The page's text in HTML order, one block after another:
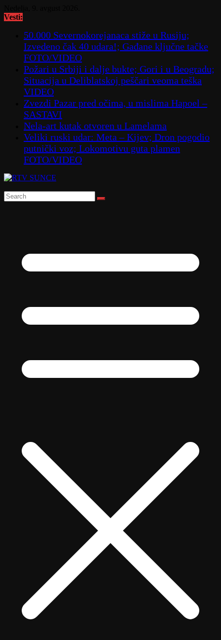
to
Vesti:
50.000 Severnokorejanaca stiže u Rusiju;
Izvedeno čak 40 udara!; Gađane ključne tačke
FOTO/VIDEO
Požari u Srbiji i dalje bukte; Gori i u Beogradu;
Situacija u Deliblatskoj peščari veoma teška
VIDEO
Zvezdi Pazar pred očima, u mislima Hapoel –
SASTAVI
Nela-art kutak otvoren u Lamelama
Veliki ruski udar: Meta – Kijev; Dron pogodio
putnički voz; Lokomotivu guta plamen
FOTO/VIDEO